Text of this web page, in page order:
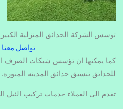
تؤسس الشركة الحدائق المنزلية
تواصل معنا
كما يمكنها ان تؤسس شبكات الصرف
للحدائق تنسيق حدائق المدينه المنوره.
تقدم الى العملاء خدمات تركيب الثيل